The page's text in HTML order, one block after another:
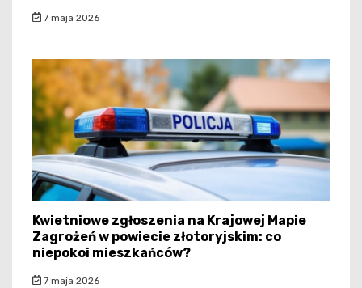
7 maja 2026
Kwietniowe zgłoszenia na Krajowej Mapie
Zagrożeń w powiecie złotoryjskim: co
niepokoi mieszkańców?
7 maja 2026